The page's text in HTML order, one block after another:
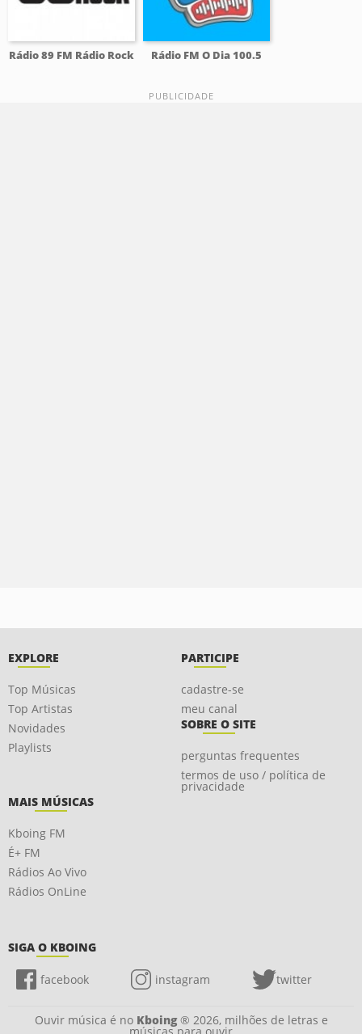
Rádio 89 FM Rádio Rock Rádio FM O Dia 100.5
EXPLORE
Top Músicas
Top Artistas
Novidades
Playlists
PARTICIPE
cadastre-se
meu canal
SOBRE O SITE
perguntas frequentes
termos de uso / política de
privacidade
MAIS MÚSICAS
Kboing FM
É+ FM
Rádios Ao Vivo
Rádios OnLine
SIGA O KBOING
facebook instagram twitter
Ouvir música é no Kboing® 2026, milhões de letras e
músicas para ouvir